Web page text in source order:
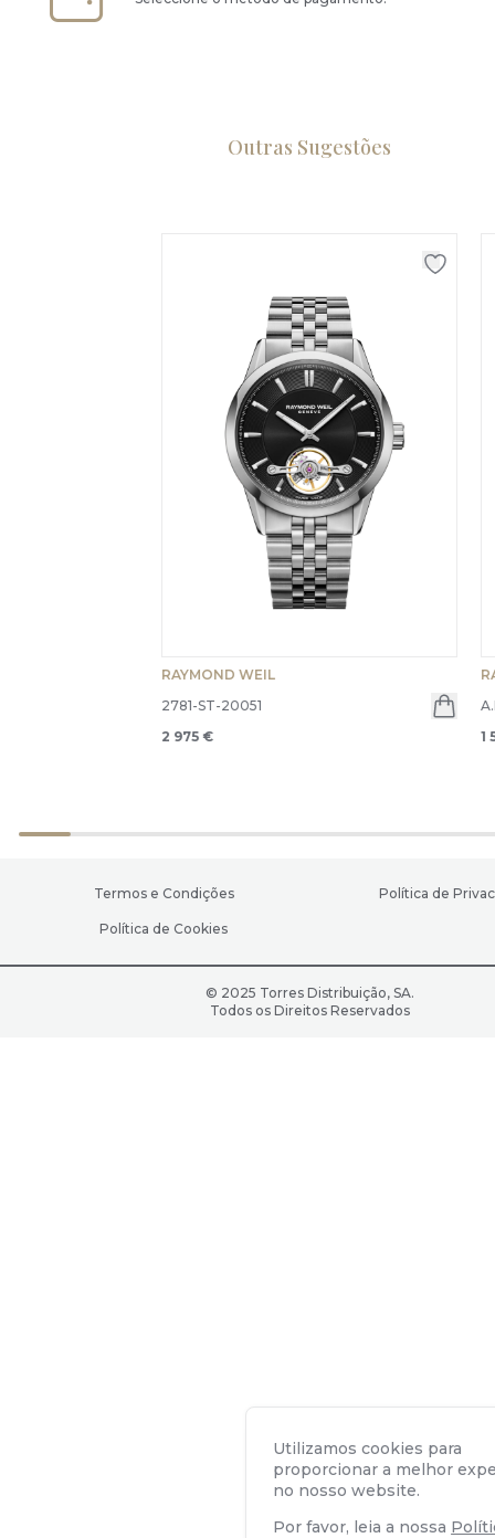
Outras Sugestões
RAYMOND WEIL
2781-ST-20051
2 975 €
1
Termos e Condições Política de
Política de Cookies
© 2025 Torres Distribuição, SA.
Todos os Direitos Reservados
Utilizamos cookies para
proporcionar a melhor
no nosso website.
Por favor, leia a nossa